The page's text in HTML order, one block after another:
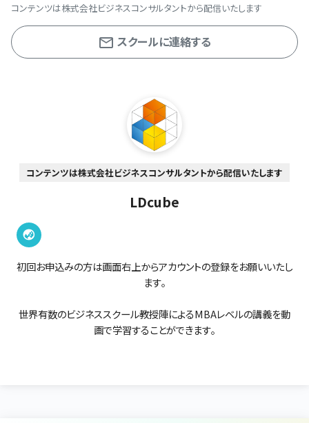
コンテンツは株式会社ビジネスコンサルタントから配信いたします
スクールに連絡する
コンテンツは株式会社ビジネスコンサルタントから配信いたします
LDcube
初回お申込みの方は画面右上からアカウントの登録をお願いいたし
ます。
世界有数のビジネススクール教授陣によるMBAレベルの講義を動
画で学習することができます。